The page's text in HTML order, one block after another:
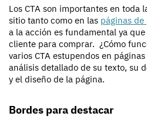
Los CTA son importantes en toda
sitio tanto como en las páginas
a la acción es fundamental ya
cliente para comprar. ¿Cómo
varios CTA estupendos en
análisis detallado de su texto, su
y el diseño de la página.
Bordes para destacar